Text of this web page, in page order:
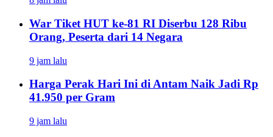
War Tiket HUT ke-81 RI Diserbu 128 Ribu
Orang, Peserta dari 14 Negara
9 jam lalu
Harga Perak Hari Ini di Antam Naik Jadi Rp
41.950 per Gram
9 jam lalu